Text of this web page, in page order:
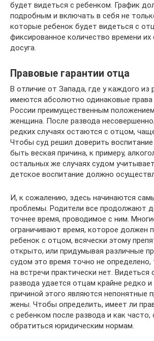
будет видеться с ребенком. График
подробным и включать в себя не
которые ребенок будет видеться с
фиксированное количество времени их
досуга.
Правовые гарантии отца
В отличие от Запада, где у каждого из
имеются абсолютно одинаковые права
России преимущественным
женщина. После развода
редких случаях остаются с отцом,
Чтобы суд решил доверить
быть веская причина, к примеру,
остальных же случаях судом
детское воспитание должно
И, к сожалению, здесь начинаются
проблемы. Родители все продолжают
точнее время, проводимое с ним.
ограничивают время, которое должен
ребенок с отцом, всячески этому
открыто, или придумывая различные
судом это время точно не
на встречи практически нет. Видеться
развода удается отцам крайне редко
причиной этого являются непонятные
жены. Чтобы определить, имеет ли
с ребенком после развода и как часто,
обратиться юридическим нормам.